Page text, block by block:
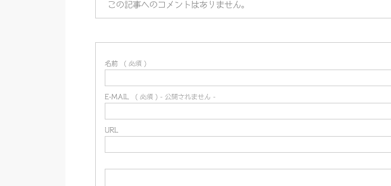
この記事へのコメントはありません。
名前 ( 必須 )
E-MAIL ( 必須 ) - 公開されません -
URL